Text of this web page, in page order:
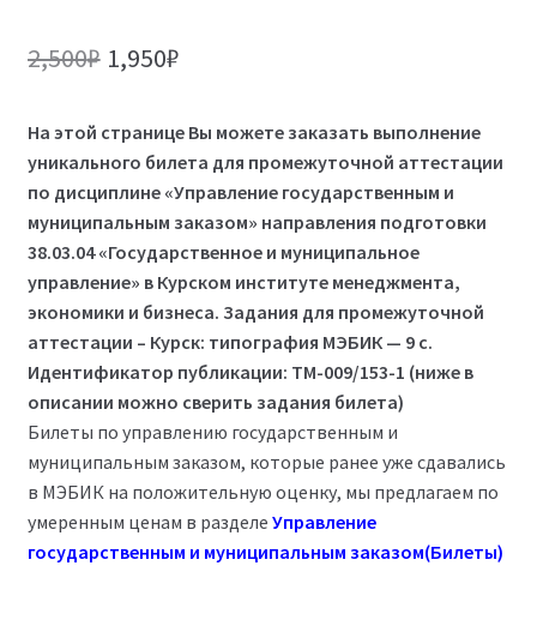
2,500₽ Первоначальная
составляла
2,500₽.
1,950₽Текущая
1,950₽.
На этой странице Вы можете заказать выполнение
уникального билета для промежуточной аттестации
по дисциплине «Управление государственным и
муниципальным заказом» направления подготовки
38.03.04 «Государственное и муниципальное
управление» в Курском институте менеджмента,
экономики и бизнеса. Задания для промежуточной
аттестации – Курск: типография МЭБИК — 9 с.
Идентификатор публикации: ТМ-009/153-1 (ниже в
описании можно сверить задания билета)
Билеты по управлению государственным и
муниципальным заказом, которые ранее уже сдавались
в МЭБИК на положительную оценку, мы предлагаем по
умеренным ценам в разделе Управление
государственным и муниципальным заказом(Билеты)